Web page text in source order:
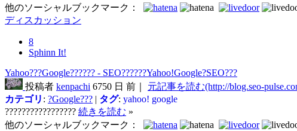
他のソーシャルブックマーク：
ディスカッション
8
Sphinn It!
Yahoo???Google?????? - SEO??????Yahoo!Google?SEO???
投稿者 kenpachi 6750 日 前｜
元記事を読む(http://blog.seo-
カテゴリ : ?Google??? | タグ: yahoo! google
????????????????? 続きを読む »
他のソーシャルブックマーク：